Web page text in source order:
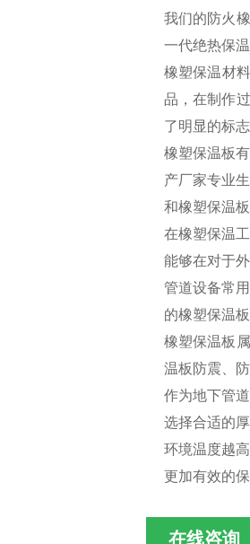
我们的防火
一代绝热保
橡塑保温材
品，在制作
了明显的标
橡塑保温板
产厂家专业
和橡塑保温
在橡塑保温
能够在对于
管道设备常
的橡塑保温
橡塑保温板
温板防震、
作为地下管
选择合适的
环境温度越
更加有效的
在线咨询